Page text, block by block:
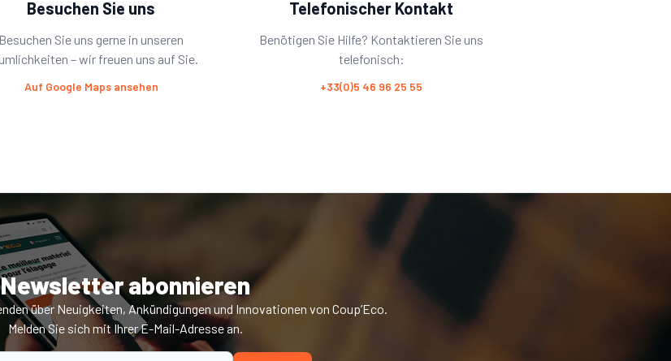
Besuchen Sie uns
Besuchen Sie uns gerne in unseren
– wir freuen uns auf Sie.
Auf Google Maps ansehen
Telefonischer Kontakt
Benötigen Sie Hilfe? Kontaktieren Sie uns
telefonisch:
+33(0)5 46 96 25 55
Newsletter abonnieren
über Neuigkeiten, Ankündigungen und Innovationen von Coup’Eco.
Melden Sie sich mit Ihrer E-Mail-Adresse an.